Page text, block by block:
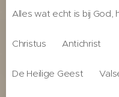
Alles wat echt is bij God,
Christus ↔ Antichrist
De Heilige Geest ↔